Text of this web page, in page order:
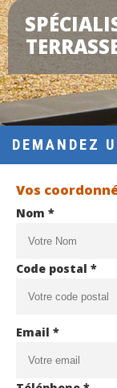
DEMANDEZ
Vos
Nom *
Code postal *
Email *